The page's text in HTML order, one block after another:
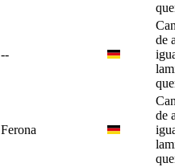
--
de
Ferona
de